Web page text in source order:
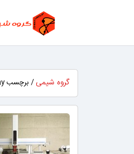
گروه شیمی / برچسب Gas Chromatography